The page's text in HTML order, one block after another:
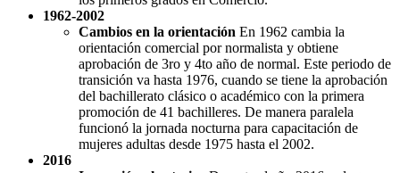
1962-2002
Cambios en la orientación En 1962 cambia la
orientación comercial por normalista y obtiene
aprobación de 3ro y 4to año de normal. Este periodo de
transición va hasta 1976, cuando se tiene la aprobación
del bachillerato clásico o académico con la primera
promoción de 41 bachilleres. De manera paralela
funcionó la jornada nocturna para capacitación de
mujeres adultas desde 1975 hasta el 2002.
2016